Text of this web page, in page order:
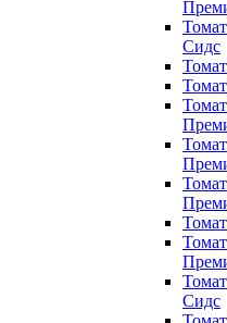
Сидс
Сидс